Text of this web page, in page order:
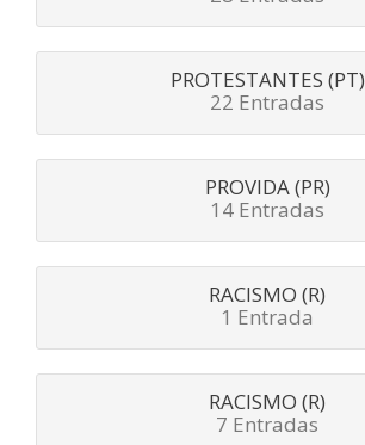
PROTESTANTES (PT)
22 Entradas
PROVIDA (PR)
14 Entradas
RACISMO (R)
1 Entrada
RACISMO (R)
7 Entradas